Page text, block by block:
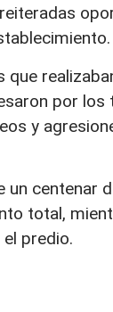
que
por
y
un centenar
total,
predio.